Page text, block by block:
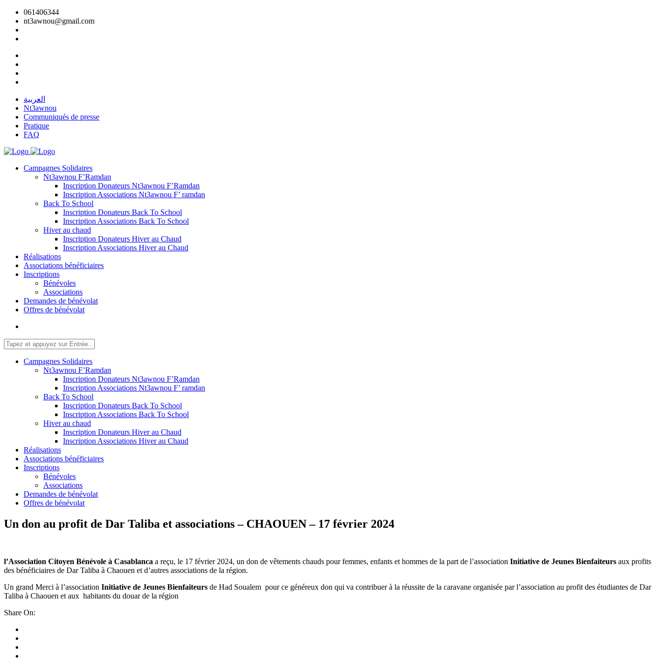
061406344
nt3awnou@gmail.com
العربية
Nt3awnou
Communiqués de presse
Pratique
FAQ
Campagnes Solidaires
Nt3awnou F’Ramdan
Inscription Donateurs Nt3awnou F’Ramdan
Inscription Associations Nt3awnou F’ ramdan
Back To School
Inscription Donateurs Back To School
Inscription Associations Back To School
Hiver au chaud
Inscription Donateurs Hiver au Chaud
Inscription Associations Hiver au Chaud
Réalisations
Associations bénéficiaires
Inscriptions
Bénévoles
Associations
Demandes de bénévolat
Offres de bénévolat
Campagnes Solidaires
Nt3awnou F’Ramdan
Inscription Donateurs Nt3awnou F’Ramdan
Inscription Associations Nt3awnou F’ ramdan
Back To School
Inscription Donateurs Back To School
Inscription Associations Back To School
Hiver au chaud
Inscription Donateurs Hiver au Chaud
Inscription Associations Hiver au Chaud
Réalisations
Associations bénéficiaires
Inscriptions
Bénévoles
Associations
Demandes de bénévolat
Offres de bénévolat
Un don au profit de Dar Taliba et associations – CHAOUEN – 17 février 2024
l’Association Citoyen Bénévole à Casablanca a reçu, le 17 février 2024, un don de vêtements chauds pour femmes, enfants et hommes de la part de l’association Initiative de Jeunes Bienfaiteurs aux profits
des bénéficiaires de Dar Taliba à Chaouen et d’autres associations de la région.
Un grand Merci à l’association Initiative de Jeunes Bienfaiteurs de Had Soualem pour ce généreux don qui va contribuer à la réussite de la caravane organisée par l’association au profit des étudiantes de Dar
Taliba à Chaouen et aux habitants du douar de la région
Share On: